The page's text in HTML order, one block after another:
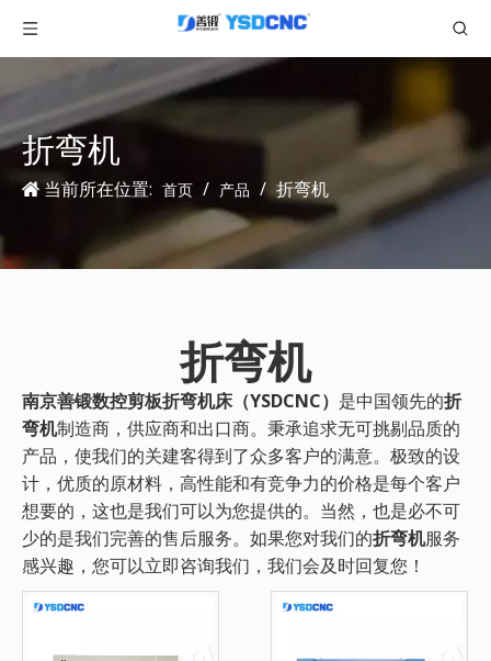
折弯机
当前所在位置: 首页 / 产品 / 折弯机
折弯机
南京善锻数控剪板折弯机床（YSDCNC） 是中国领先的折
弯机制造商，供应商和出口商。秉承追求无可挑剔品质的
产品，使我们的关建客得到了众多客户的满意。极致的设
计，优质的原材料，高性能和有竞争力的价格是每个客户
想要的，这也是我们可以为您提供的。当然，也是必不可
少的是我们完善的售后服务。如果您对我们的折弯机服务
感兴趣，您可以立即咨询我们，我们会及时回复您！